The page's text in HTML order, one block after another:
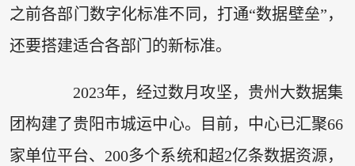
之前各部门数字化标准不同，打通“数据壁垒”，
还要搭建适合各部门的新标准。
2023年，经过数月攻坚，贵州大数据集
团构建了贵阳市城运中心。目前，中心已汇聚66
家单位平台、200多个系统和超2亿条数据资源，